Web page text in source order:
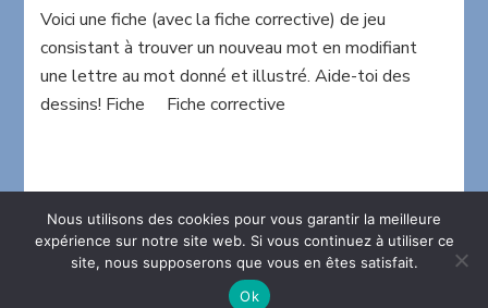
letter
anders
Voici une fiche (avec la fiche corrective) de jeu
consistant à trouver un nouveau mot en modifiant
une lettre au mot donné et illustré. Aide-toi des
dessins! Fiche Fiche corrective
2026 CopyrightLa maison en folie.Blossom Chic -
Blossom Themes.Propulsé par
Nous utilisons des cookies pour vous garantir la meilleure
expérience sur notre site web. Si vous continuez à utiliser ce
site, nous supposerons que vous en êtes satisfait.
Ok